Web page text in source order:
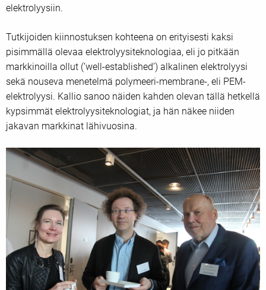
elektrolyysiin.
Tutkijoiden kiinnostuksen kohteena on erityisesti kaksi
pisimmällä olevaa elektrolyysiteknologiaa, eli jo pitkään
markkinoilla ollut (’well-established’) alkalinen elektrolyysi
sekä nouseva menetelmä polymeeri-membrane-, eli PEM-
elektrolyysi. Kallio sanoo näiden kahden olevan tällä hetkellä
kypsimmät elektrolyysiteknologiat, ja hän näkee niiden
jakavan markkinat lähivuosina.